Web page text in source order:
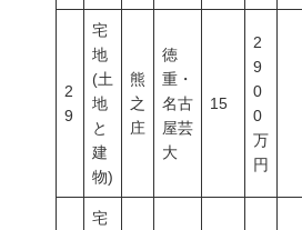
2
9
宅
地
(土
地
と
建
物)
熊
之
庄
徳
重・
名古
屋芸
大
15
2
9
0
0
万
円
宅